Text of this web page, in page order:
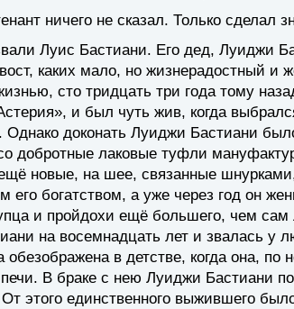
ничего не сказал. Только сделал
Луис Бастиани. Его дед, Луиджи
каких мало, но жизнерадостный и
сто тридцать три года тому
и был чуть жив, когда
Однако доконать Луиджи Бастиани
добротные лаковые туфли
новые, на шее, связанные
его богатством, а уже через год он
и пройдохи ещё большего, чем
на восемнадцать лет и звалась у
в детстве, когда она, по
печи. В браке с нею Луиджи Бастиани
этого единственного выжившего